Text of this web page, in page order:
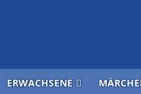
ERWACHSENE